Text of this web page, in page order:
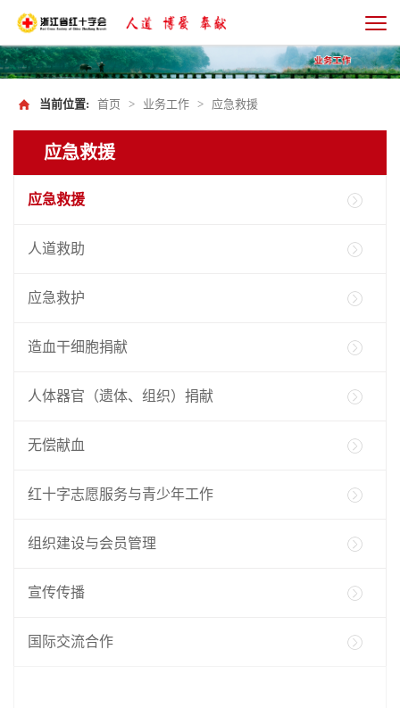
当前位置: 首页 > 业务工作 > 应急救援
应急救援
应急救援
人道救助
应急救护
造血干细胞捐献
人体器官（遗体、组织）捐献
无偿献血
红十字志愿服务与青少年工作
组织建设与会员管理
宣传传播
国际交流合作